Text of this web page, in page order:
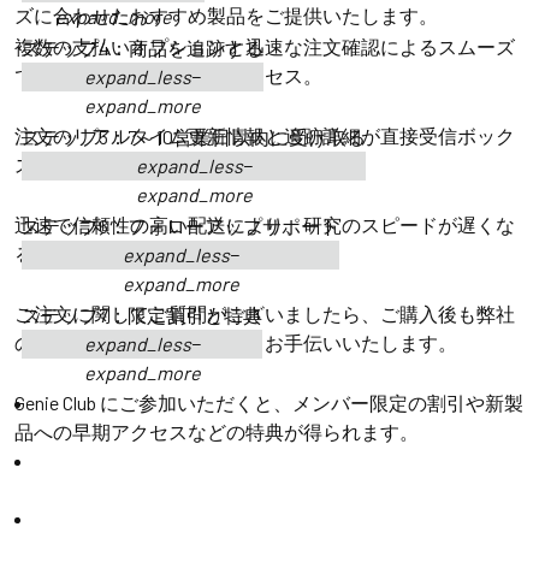
ズに合わせたおすすめ製品をご提供いたします。
expand_more
複数の支払いオプションと迅速な注文確認によるスムーズ
で安全なチェックアウトプロセス。
ステップ4：商品を追跡する
expand_less
expand_more
注文のリアルタイム更新情報と追跡詳細が直接受信ボック
スへ送信されます。
ステップ5：7～10営業日以内に受け取る
expand_less
expand_more
迅速で信頼性の高い配送により、研究のスピードが遅くな
ることがありません。
ステップ6：フォローアップサポート
expand_less
expand_more
ご注文に関してご質問がございましたら、ご購入後も弊社
のサポートチームがいつでもお手伝いいたします。
ステップ7：限定割引と特典
expand_less
expand_more
Genie Club にご参加いただくと、メンバー限定の割引や新製
品への早期アクセスなどの特典が得られます。